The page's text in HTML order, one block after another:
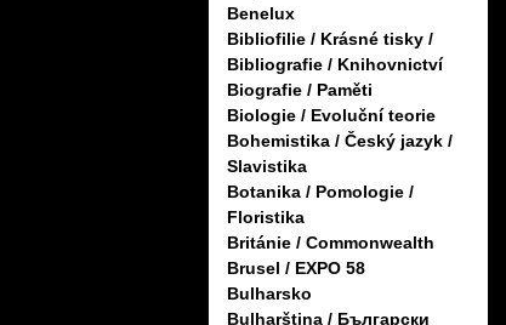
Benelux
Bibliofilie / Krásné tisky /
Bibliografie / Knihovnictví
Biografie / Paměti
Biologie / Evoluční teorie
Bohemistika / Český jazyk /
Slavistika
Botanika / Pomologie /
Floristika
Británie / Commonwealth
Brusel / EXPO 58
Bulharsko
Bulharština / Български